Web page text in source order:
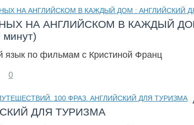
НА АНГЛИЙСКОМ В КАЖДЫЙ
минут)
язык по фильмам с Кристиной Франц
0
ДЛЯ ТУРИЗМА